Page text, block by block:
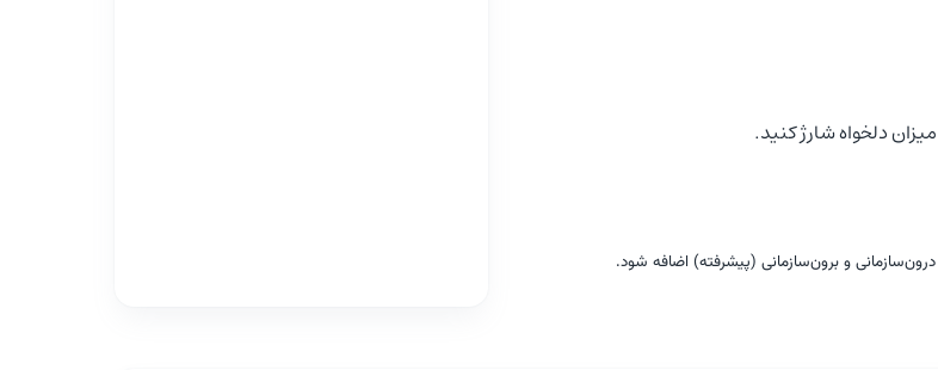
و برون‌سازمانی (پیشرفته) اضافه شود.